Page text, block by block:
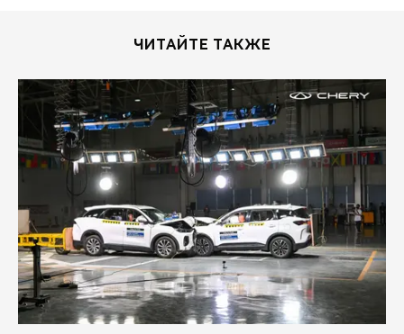
ЧИТАЙТЕ ТАКЖЕ